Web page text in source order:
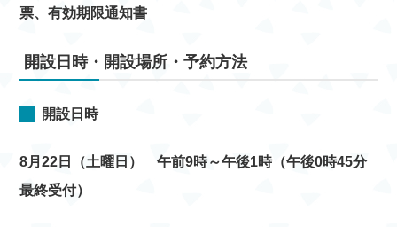
票、有効期限通知書
開設日時・開設場所・予約方法
開設日時
8月22日（土曜日） 午前9時～午後1時（午後0時45分
最終受付）